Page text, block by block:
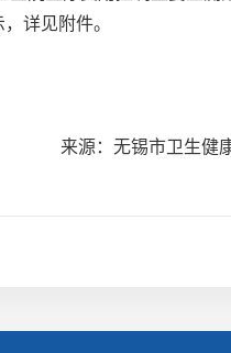
详见附件。
来源：无锡市卫生健